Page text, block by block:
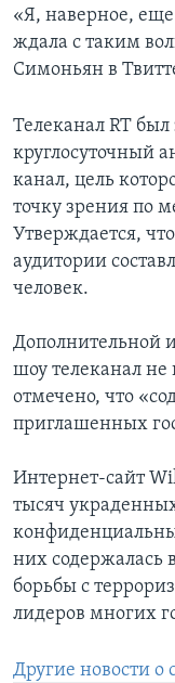
«Я, наверное,
ждала с таким
Симоньян в
Телеканал RT
круглосуточный
канал, цель
точку зрения по
Утверждается,
аудитории
человек.
Дополнительной
шоу телеканал
отмечено, что
приглашенных
Интернет-сайт
тысяч
них
борьбы с
лидеров многих
Другие новости о